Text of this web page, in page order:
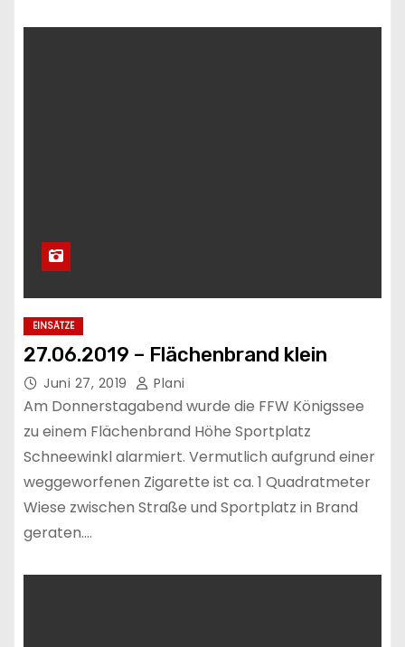
EINSÄTZE
27.06.2019 – Flächenbrand klein
Juni 27, 2019 Plani
Am Donnerstagabend wurde die FFW Königssee
zu einem Flächenbrand Höhe Sportplatz
Schneewinkl alarmiert. Vermutlich aufgrund einer
weggeworfenen Zigarette ist ca. 1 Quadratmeter
Wiese zwischen Straße und Sportplatz in Brand
geraten.…